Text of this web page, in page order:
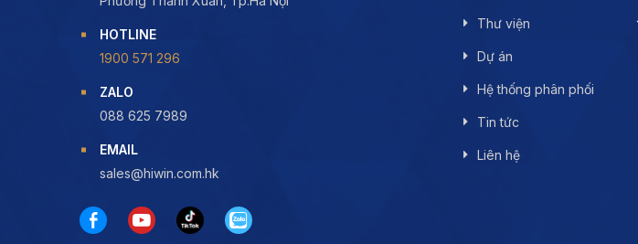
HOTLINE
1900 571 296
ZALO
088 625 7989
EMAIL
sales@hiwin.com.hk
Thư viện
Dự án
Hệ thống phân phối
Tin tức
Liên hệ